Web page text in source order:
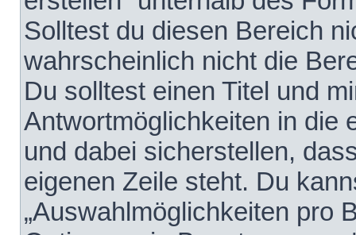
Solltest du diesen Bereich
wahrscheinlich nicht die
Du solltest einen Titel und
Antwortmöglichkeiten in die
und dabei sicherstellen,
eigenen Zeile steht. Du
„Auswahlmöglichkeiten pro